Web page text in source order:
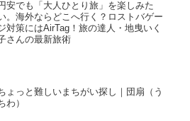
安でも「大人ひとり旅」を楽しみた
。海外ならどこへ行く？ロストバゲー
対策にはAirTag！旅の達人・地曳いく
さんの最新旅術
ょっと難しいまちがい探し｜団扇（う
わ）